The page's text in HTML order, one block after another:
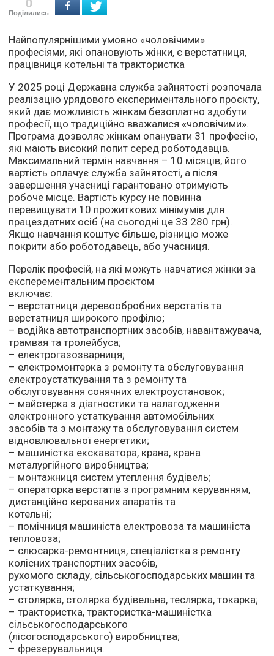
Поділились
Найпопулярнішими умовно «чоловічими»
професіями, які опановують жінки, є верстатниця,
працівниця котельні та трактористка
У 2025 році Державна служба зайнятості розпочала
реалізацію урядового експериментального проєкту,
який дає можливість жінкам безоплатно здобути
професії, що традиційно вважалися «чоловічими».
Програма дозволяє жінкам опанувати 31 професію,
які мають високий попит серед роботодавців.
Максимальний термін навчання – 10 місяців, його
вартість оплачує служба зайнятості, а після
завершення учасниці гарантовано отримують
робоче місце. Вартість курсу не повинна
перевищувати 10 прожиткових мінімумів для
працездатних осіб (на сьогодні це 33 280 грн).
Якщо навчання коштує більше, різницю може
покрити або роботодавець, або учасниця.
Перелік професій, на які можуть навчатися жінки за
експерементальним проєктом
включає:
– верстатниця деревообробних верстатів та
верстатниця широкого профілю;
– водійка автотранспортних засобів, навантажувача,
трамвая та тролейбуса;
– електрогазозварниця;
– електромонтерка з ремонту та обслуговування
електроустаткування та з ремонту та
обслуговування сонячних електроустановок;
– майстерка з діагностики та налагодження
електронного устаткування автомобільних
засобів та з монтажу та обслуговування систем
відновлювальної енергетики;
– машиністка екскаватора, крана, крана
металургійного виробництва;
– монтажниця систем утеплення будівель;
– операторка верстатів з програмним керуванням,
дистанційно керованих апаратів та
котельні;
– помічниця машиніста електровоза та машиніста
тепловоза;
– слюсарка-ремонтниця, спеціалістка з ремонту
колісних транспортних засобів,
рухомого складу, сільськогосподарських машин та
устаткування;
– столярка, столярка будівельна, теслярка, токарка;
– трактористка, трактористка-машиністка
сільськогосподарського
(лісогосподарського) виробництва;
– фрезерувальниця.